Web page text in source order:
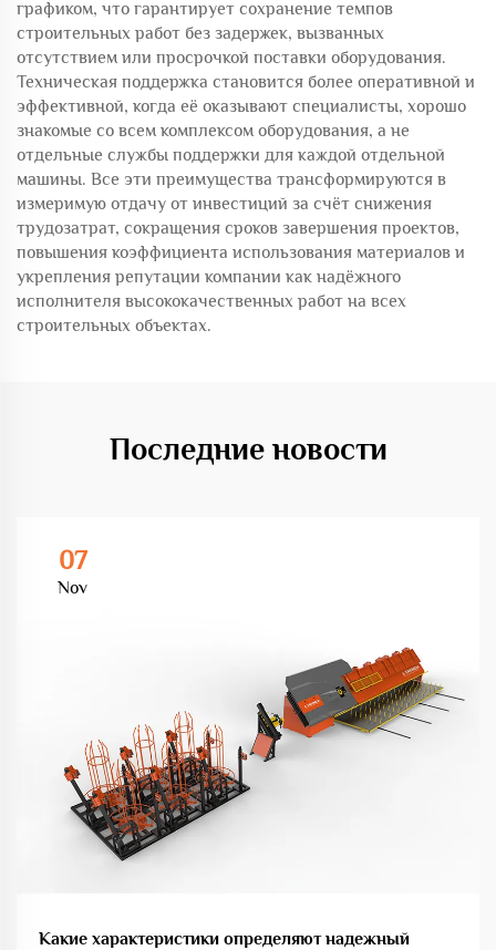
графиком, что гарантирует сохранение темпов
строительных работ без задержек, вызванных
отсутствием или просрочкой поставки оборудования.
Техническая поддержка становится более оперативной и
эффективной, когда её оказывают специалисты, хорошо
знакомые со всем комплексом оборудования, а не
отдельные службы поддержки для каждой отдельной
машины. Все эти преимущества трансформируются в
измеримую отдачу от инвестиций за счёт снижения
трудозатрат, сокращения сроков завершения проектов,
повышения коэффициента использования материалов и
укрепления репутации компании как надёжного
исполнителя высококачественных работ на всех
строительных объектах.
Последние новости
07
Nov
Какие характеристики определяют надежный